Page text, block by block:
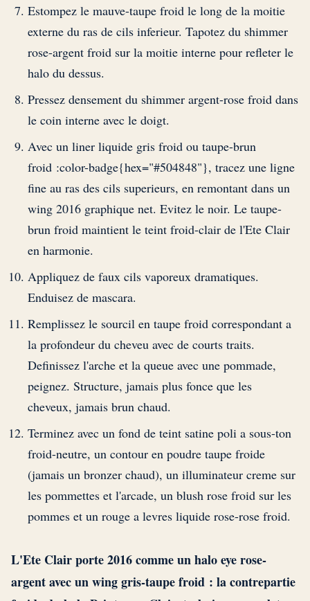
Estompez le mauve-taupe froid le long de la moitie
externe du ras de cils inferieur. Tapotez du shimmer
rose-argent froid sur la moitie interne pour refleter le
halo du dessus.
Pressez densement du shimmer argent-rose froid dans
le coin interne avec le doigt.
Avec un liner liquide gris froid ou taupe-brun
froid :color-badge{hex="#504848"}, tracez une ligne
fine au ras des cils superieurs, en remontant dans un
wing 2016 graphique net. Evitez le noir. Le taupe-
brun froid maintient le teint froid-clair de l'Ete Clair
en harmonie.
Appliquez de faux cils vaporeux dramatiques.
Enduisez de mascara.
Remplissez le sourcil en taupe froid correspondant a
la profondeur du cheveu avec de courts traits.
Definissez l'arche et la queue avec une pommade,
peignez. Structure, jamais plus fonce que les
cheveux, jamais brun chaud.
Terminez avec un fond de teint satine poli a sous-ton
froid-neutre, un contour en poudre taupe froide
(jamais un bronzer chaud), un illuminateur creme sur
les pommettes et l'arcade, un blush rose froid sur les
pommes et un rouge a levres liquide rose-rose froid.
L'Ete Clair porte 2016 comme un halo eye rose-
argent avec un wing gris-taupe froid : la contrepartie